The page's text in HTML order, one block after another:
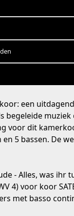
een
begeleide
voor dit
5 bassen. De
- Alles, was ihr
4) voor koor
met basso